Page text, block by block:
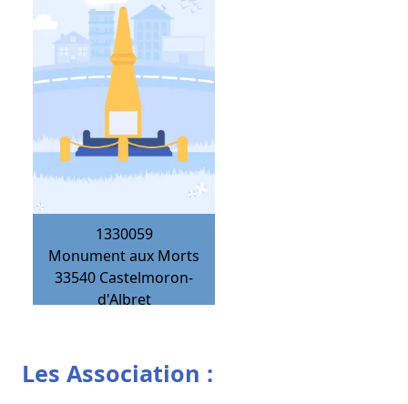
1330059
Monument aux Morts
33540 Castelmoron-
d'Albret
Les Association :